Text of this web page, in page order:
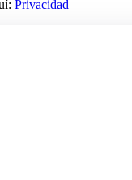
Privacidad